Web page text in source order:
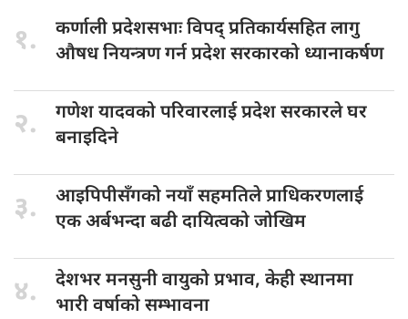
१. कर्णाली प्रदेशसभाःविपद् प्रतिकार्यसहित लागु
औषध नियन्त्रण गर्न प्रदेश सरकारको ध्यानाकर्षण
२. गणेश यादवकोपरिवारलाई प्रदेश सरकारले घर
बनाइदिने
३. आइपिपीसँगको नयाँसहमतिले प्राधिकरणलाई
एक अर्बभन्दा बढी दायित्वको जोखिम
४. देशभर मनसुनीवायुको प्रभाव, केही स्थानमा
भारी वर्षाको सम्भावना